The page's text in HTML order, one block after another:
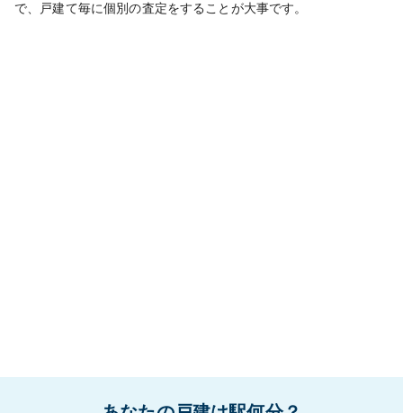
で、戸建て毎に個別の査定をすることが大事です。